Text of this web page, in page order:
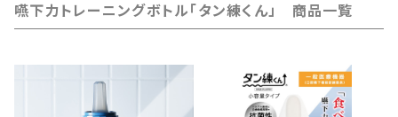
嚥下力トレーニングボトル「タン練くん」 商品一覧